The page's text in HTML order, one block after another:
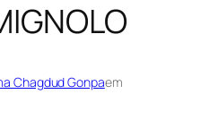
Chagdud Gonpaem